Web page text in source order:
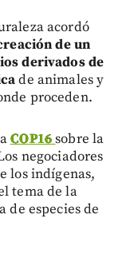
acordó
de un
derivados de
de animales y
proceden.
COP16sobre la
negociadores
los indígenas,
tema de la
especies de